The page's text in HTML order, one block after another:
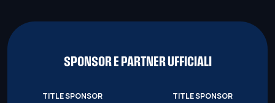
SPONSOR E PARTNER UFFICIALI
TITLE SPONSOR TITLE SPONSOR